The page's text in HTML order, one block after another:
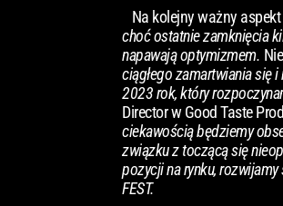
Na kolejny ważny
choć ostatnie zamknięcia
napawają optymizmem.
ciągłego zamartwiania się
2023 rok, który
Director w Good Taste
ciekawością będziemy
związku z toczącą się
pozycji na rynku,
FEST.